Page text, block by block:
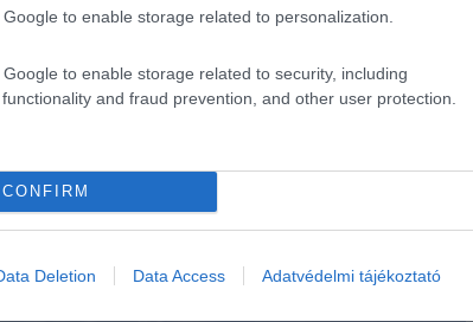
to enable storage related to personalization.
to enable storage related to security, including
and fraud prevention, and other user protection.
CONFIRM
Deletion Data Access Adatvédelmi tájékoztató
központot és állami székhelyet. Az
ország legnagyobb szigete, Babeldaob is
meg egy hawaii székhelyű építészeti
csinált ilyet a Mikronéziai Szövetségi
miatt azonban a munkálatok elég
indultak be, amikor Palaunak sikerült egy 20